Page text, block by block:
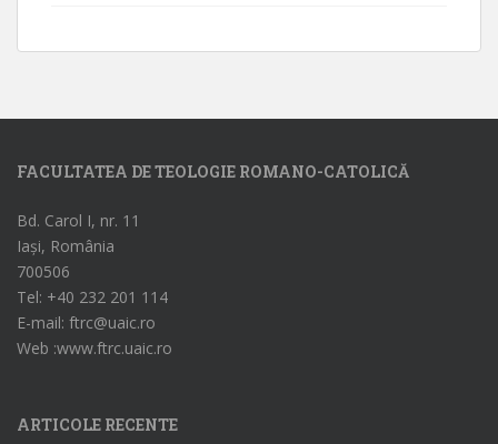
FACULTATEA DE TEOLOGIE ROMANO-CATOLICĂ
Bd. Carol I, nr. 11
Iași, România
700506
Tel: +40 232 201 114
E-mail: ftrc@uaic.ro
Web :www.ftrc.uaic.ro
ARTICOLE RECENTE